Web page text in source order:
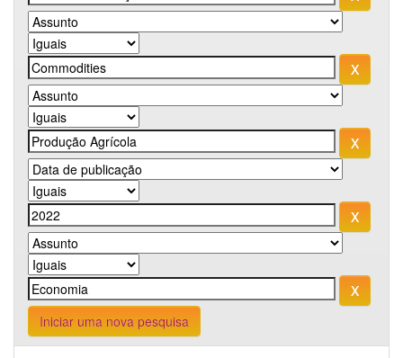
Iniciar uma nova pesquisa